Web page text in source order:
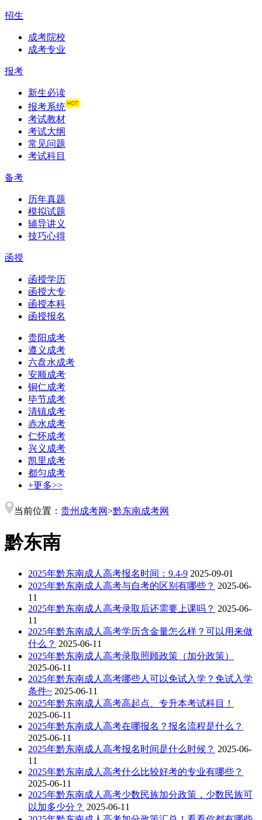
招生
成考院校
成考专业
报考
新生必读
报考系统
考试教材
考试大纲
常见问题
考试科目
备考
历年真题
模拟试题
辅导讲义
技巧心得
函授
函授学历
函授大专
函授本科
函授报名
贵阳成考
遵义成考
六盘水成考
安顺成考
铜仁成考
毕节成考
清镇成考
赤水成考
仁怀成考
兴义成考
凯里成考
都匀成考
+更多>>
当前位置： 贵州成考网>黔东南成考网
黔东南
2025年黔东南成人高考报名时间：9.4-9 2025-09-01
2025年黔东南成人高考与自考的区别有哪些？ 2025-06-
11
2025年黔东南成人高考录取后还需要上课吗？ 2025-06-
11
2025年黔东南成人高考学历含金量怎么样？可以用来做
什么？ 2025-06-11
2025年黔东南成人高考录取照顾政策（加分政策）
2025-06-11
2025年黔东南成人高考哪些人可以免试入学？免试入学
条件~ 2025-06-11
2025年黔东南成人高考高起点、专升本考试科目！
2025-06-11
2025年黔东南成人高考在哪报名？报名流程是什么？
2025-06-11
2025年黔东南成人高考报名时间是什么时候？ 2025-06-
11
2025年黔东南成人高考什么比较好考的专业有哪些？
2025-06-11
2025年黔东南成人高考少数民族加分政策，少数民族可
以加多少分？ 2025-06-11